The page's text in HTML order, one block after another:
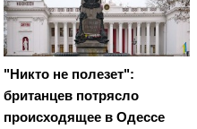
"Никто не полезет":
британцев потрясло
происходящее в Одессе